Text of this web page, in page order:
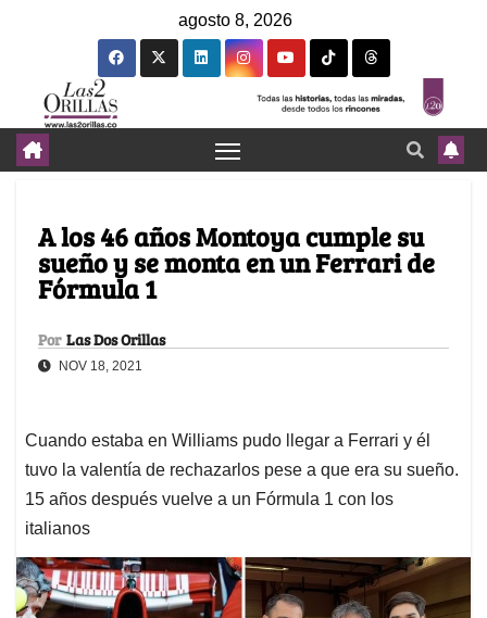
agosto 8, 2026
A los 46 años Montoya cumple su
sueño y se monta en un Ferrari de
Fórmula 1
Por Las Dos Orillas
NOV 18, 2021
Cuando estaba en Williams pudo llegar a Ferrari y él
tuvo la valentía de rechazarlos pese a que era su sueño.
15 años después vuelve a un Fórmula 1 con los
italianos